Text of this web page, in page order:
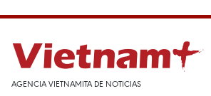
AGENCIA VIETNAMITA DE NOTICIAS